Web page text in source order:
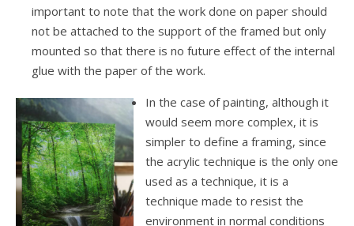
important to note that the work done on paper should
not be attached to the support of the framed but only
mounted so that there is no future effect of the internal
glue with the paper of the work.
In the case of painting, although it
would seem more complex, it is
simpler to define a framing, since
the acrylic technique is the only one
used as a technique, it is a
technique made to resist the
environment in normal conditions